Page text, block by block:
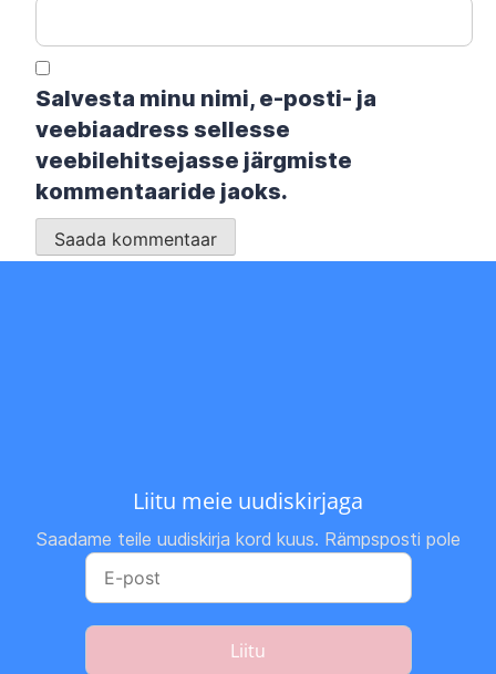
Salvesta minu nimi, e-posti- ja
veebiaadress sellesse
veebilehitsejasse järgmiste
kommentaaride jaoks.
Liitu meie uudiskirjaga
Saadame teile uudiskirja kord kuus. Rämpsposti pole
Liitu